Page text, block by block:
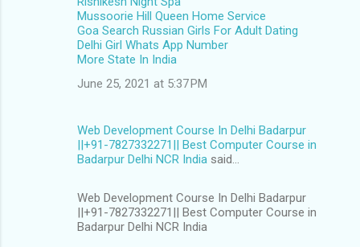
Mussoorie Hill Queen Home Service
Goa Search Russian Girls For Adult Dating
Delhi Girl Whats App Number
More State In India
June 25, 2021 at 5:37 PM
Web Development Course In Delhi Badarpur
||+91-7827332271|| Best Computer Course in
Badarpur Delhi NCR India said…
Web Development Course In Delhi Badarpur
||+91-7827332271|| Best Computer Course in
Badarpur Delhi NCR India